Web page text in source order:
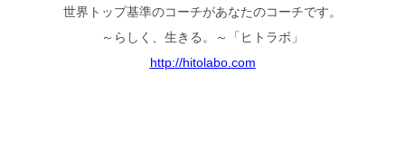
世界トップ基準のコーチがあなたのコーチです。
～らしく、生きる。～「ヒトラボ」
http://hitolabo.com